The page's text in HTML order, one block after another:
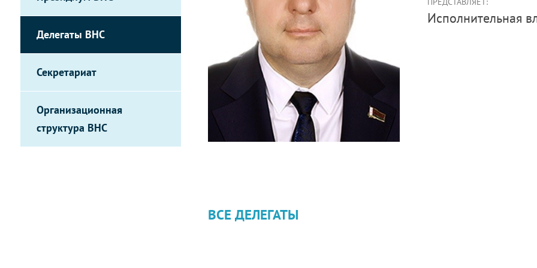
Делегаты ВНС
Секретариат
Организационная
структура ВНС
Иcполнительная
ВСЕ ДЕЛЕГАТЫ